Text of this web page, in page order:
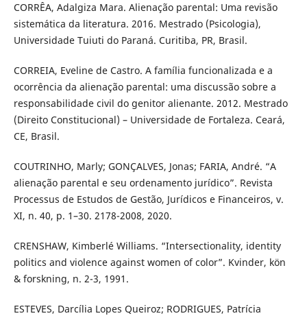
CORRÊA, Adalgiza Mara. Alienação parental: Uma revisão
sistemática da literatura. 2016. Mestrado (Psicologia),
Universidade Tuiuti do Paraná. Curitiba, PR, Brasil.
CORREIA, Eveline de Castro. A família funcionalizada e a
ocorrência da alienação parental: uma discussão sobre a
responsabilidade civil do genitor alienante. 2012. Mestrado
(Direito Constitucional) – Universidade de Fortaleza. Ceará,
CE, Brasil.
COUTRINHO, Marly; GONÇALVES, Jonas; FARIA, André. “A
alienação parental e seu ordenamento jurídico”. Revista
Processus de Estudos de Gestão, Jurídicos e Financeiros, v.
XI, n. 40, p. 1–30. 2178-2008, 2020.
CRENSHAW, Kimberlé Williams. “Intersectionality, identity
politics and violence against women of color”. Kvinder, kön
& forskning, n. 2-3, 1991.
ESTEVES, Darcília Lopes Queiroz; RODRIGUES, Patrícia